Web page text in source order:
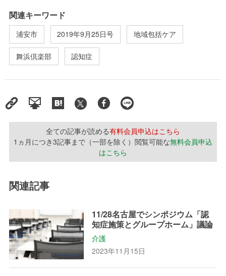
関連キーワード
浦安市 2019年9月25日号 地域包括ケア
舞浜倶楽部 認知症
全ての記事が読める有料会員申込はこちら
1ヵ月につき3記事まで（一部を除く）閲覧可能な無料会員申込
はこちら
関連記事
11/28名古屋でシンポジウム「認
知症施策とグループホーム」議論
介護
2023年11月15日